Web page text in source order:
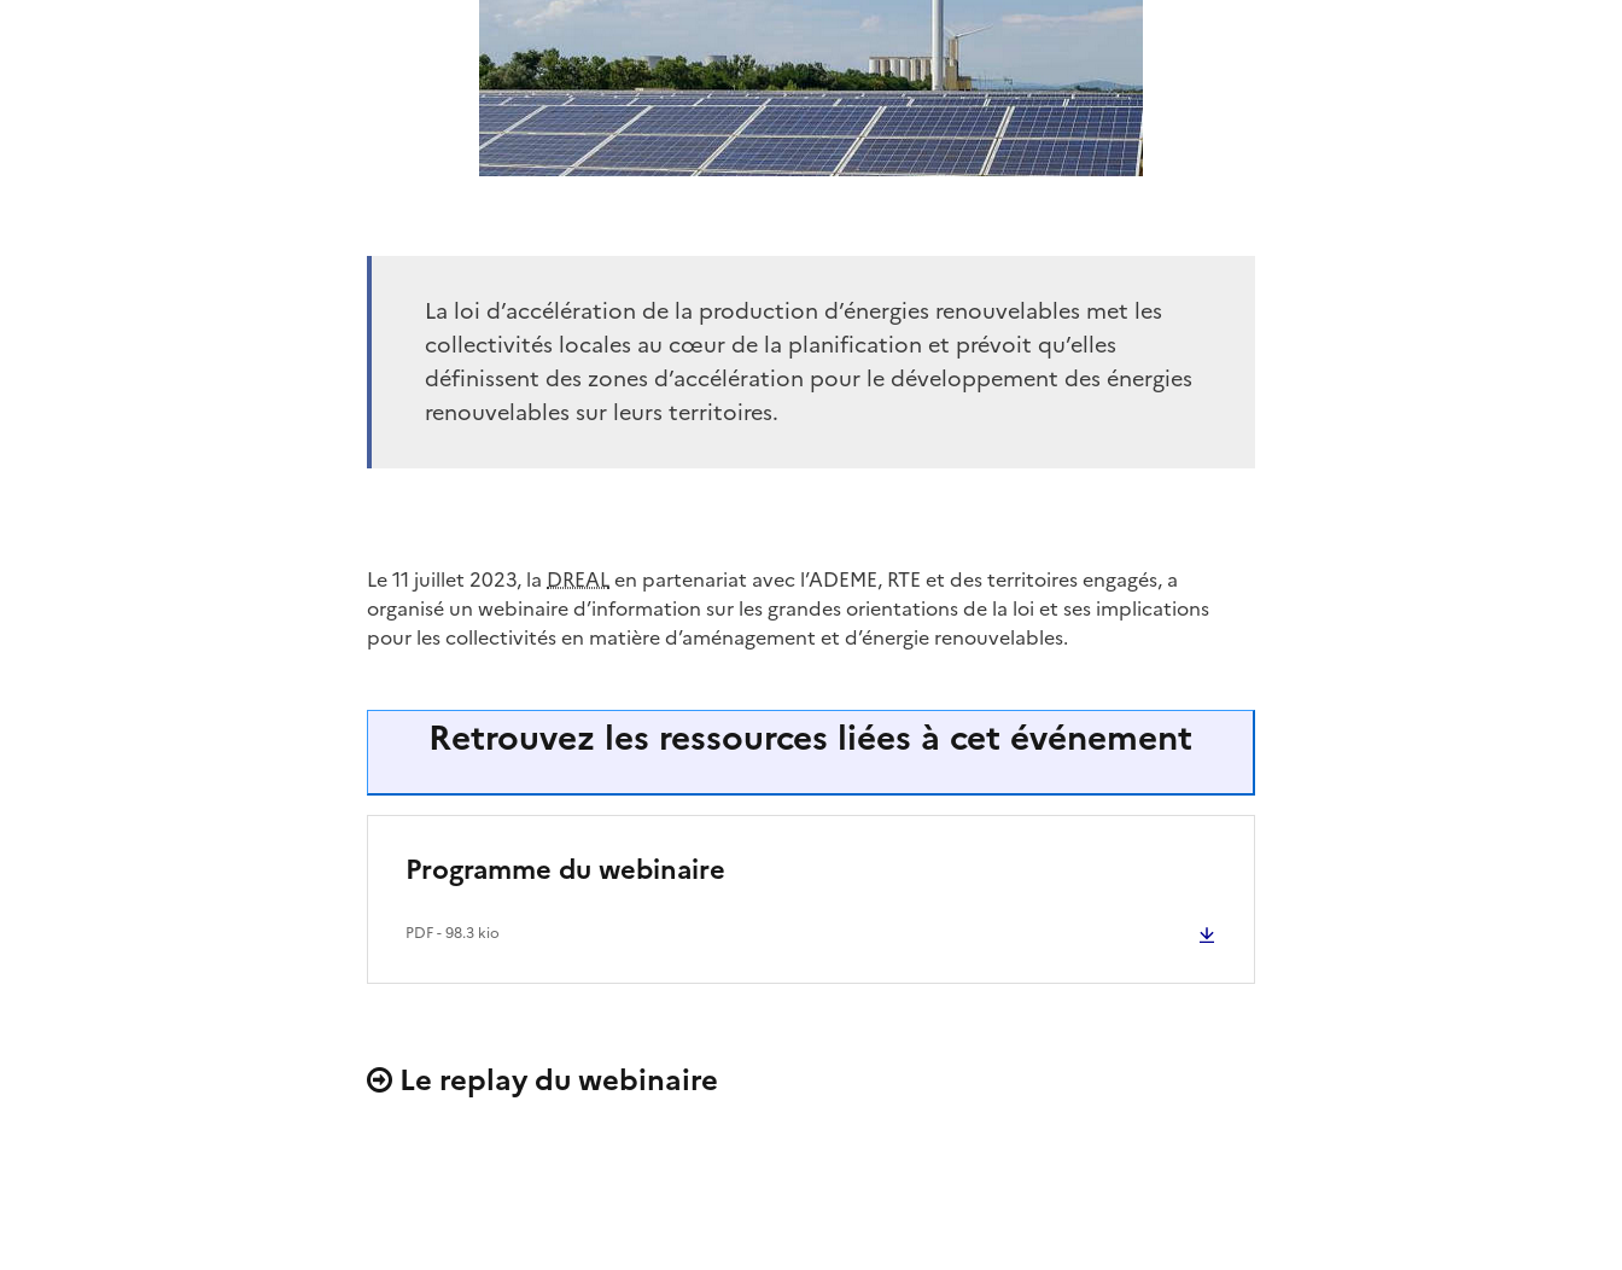
La loi d’accélération de la production d’énergies renouvelables met les
collectivités locales au cœur de la planification et prévoit qu’elles
définissent des zones d’accélération pour le développement des énergies
renouvelables sur leurs territoires.
Le 11 juillet 2023, la DREALen partenariat avec l’ADEME, RTE et des territoires engagés, a
organisé un webinaire d’information sur les grandes orientations de la loi et ses implications
pour les collectivités en matière d’aménagement et d’énergie renouvelables.
Retrouvez les ressources liées à cet événement
Programme du webinaire
PDF- 98.3 kio
Le replay du webinaire